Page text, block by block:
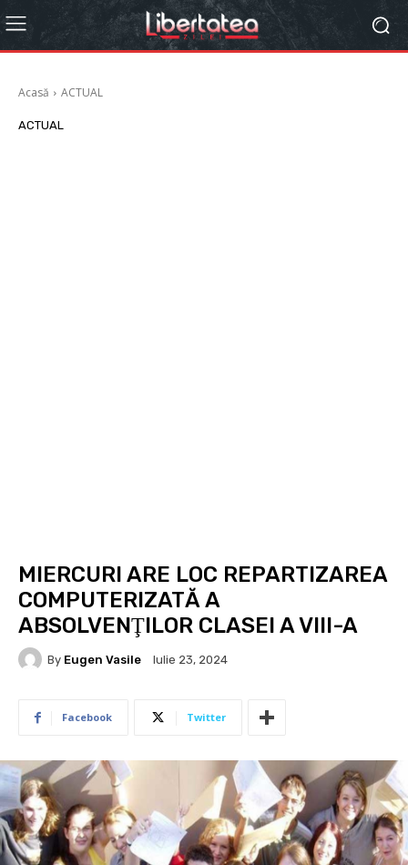
Acasă ACTUAL
ACTUAL
MIERCURI ARE LOC REPARTIZAREA
COMPUTERIZATĂ A
ABSOLVENŢILOR CLASEI A VIII-A
By Eugen Vasile Iulie 23, 2024
Facebook Twitter